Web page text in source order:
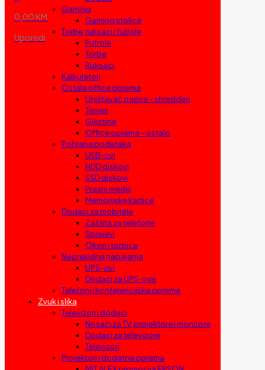
0,00 KM
Uporedi
Gaming
Gaming stolice
Torbe, ruksaci i futrole
Futrole
Torbe
Ruksaci
Kalkulatori
Ostala office oprema
Uništavač papira – shredderi
Trimeri
Giljotine
Office oprema – ostalo
Pohrana podataka
USB-ovi
HDD diskovi
SSD diskovi
Prazni mediji
Memorijske kartice
Dodaci za mobitele
Zaštita za telefone
Sprejevi
Okviri i torbice
Neprekidna napajanja
UPS-ovi
Dodaci za UPS-ove
Telefoni i konferencijska oprema
Zvuk i slika
Televizori i dodaci
Nosači za TV, projektore i monitore
Dodaci za televizore
Televizori
Projektori i dodatna oprema